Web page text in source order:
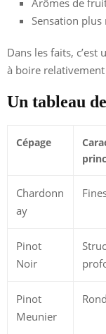
Arômes de
Sensation
Dans les faits,
à boire
Un tableau
Cépage
Chardonn
ay
Pinot
Noir
Pinot
Meunier